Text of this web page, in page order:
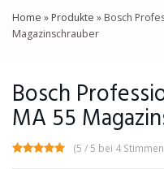
Home » Produkte » Bosch
Magazinschrauber
Bosch
MA 55
(5 / 5 bei 4